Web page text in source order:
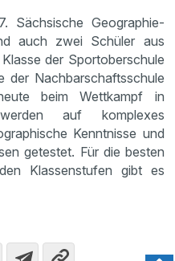
Sächsische Geographie-
auch zwei Schüler aus
der Sportoberschule
der Nachbarschaftsschule
beim Wettkampf in
auf komplexes
Kenntnisse und
getestet. Für die besten
Klassenstufen gibt es